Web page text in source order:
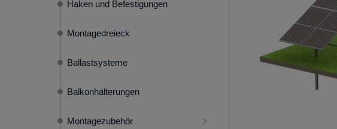
Haken und Befestigungen
Montagedreieck
Ballastsysteme
Balkonhalterungen
Montagezubehör